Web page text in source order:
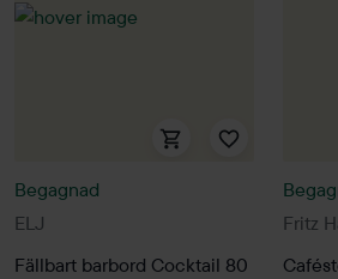
ELJ
Begagnad
Fällbart barbord Cocktail 80
Fritz